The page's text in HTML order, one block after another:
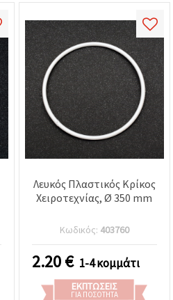
Λευκός Πλαστικός Κρίκος
Χειροτεχνίας, Ø 350 mm
Κωδικός: 403760
2.20€ 1-4 κομμάτι
ΕΚΠΤΏΣΕΙΣ
ΓΙΑ ΠΟΣΌΤΗΤΑ